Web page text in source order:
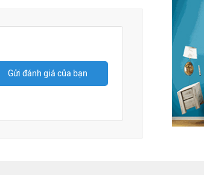
Gửi đánh giá của bạn